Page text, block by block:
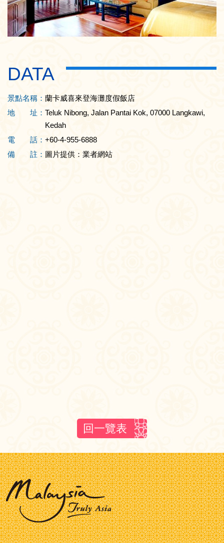
DATA
景點名稱： 蘭卡威喜來登海灘度假飯店
地 址： Teluk Nibong, Jalan Pantai Kok, 07000 Langkawi,
Kedah
電 話： +60-4-955-6888
備 註： 圖片提供：業者網站
回一覽表